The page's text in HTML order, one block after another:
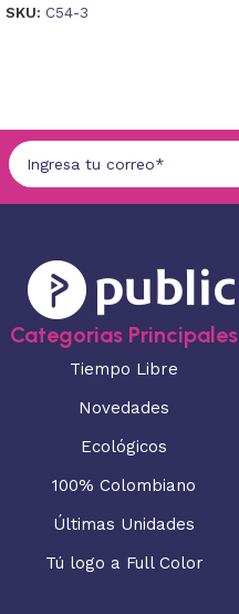
SKU: C54-3
Categorias Principales
Tiempo Libre
Novedades
Ecológicos
100% Colombiano
Últimas Unidades
Tú logo a Full Color